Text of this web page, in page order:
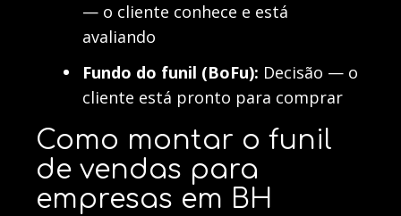
— o cliente conhece e está
avaliando
Fundo do funil (BoFu): Decisão — o
cliente está pronto para comprar
Como montar o funil
de vendas para
empresas em BH